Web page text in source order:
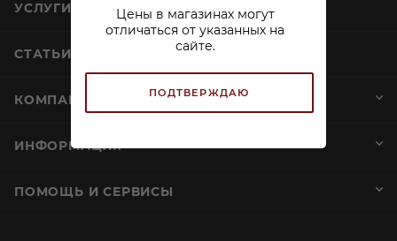
Цены в магазинах могут
отличаться от указанных на
сайте.
ПОДТВЕРЖДАЮ
УСЛУГИ
СТАТЬИ
КОМПАНИЯ
ИНФОРМАЦИЯ
ПОМОЩЬ И СЕРВИСЫ